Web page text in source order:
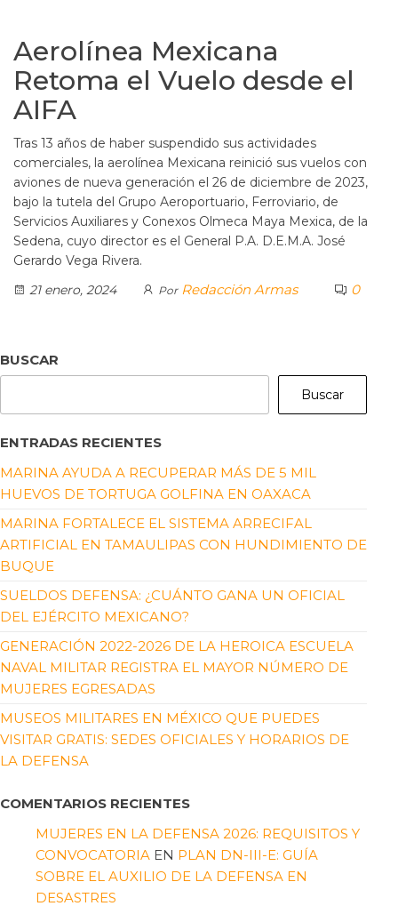
Aerolínea Mexicana
Retoma el Vuelo desde el
AIFA
Tras 13 años de haber suspendido sus actividades
comerciales, la aerolínea Mexicana reinició sus vuelos con
aviones de nueva generación el 26 de diciembre de 2023,
bajo la tutela del Grupo Aeroportuario, Ferroviario, de
Servicios Auxiliares y Conexos Olmeca Maya Mexica, de la
Sedena, cuyo director es el General P.A. D.E.M.A. José
Gerardo Vega Rivera.
21 enero, 2024
Por Redacción Armas 0
BUSCAR
Buscar
ENTRADAS RECIENTES
MARINA AYUDA A RECUPERAR MÁS DE 5 MIL
HUEVOS DE TORTUGA GOLFINA EN OAXACA
MARINA FORTALECE EL SISTEMA ARRECIFAL
ARTIFICIAL EN TAMAULIPAS CON HUNDIMIENTO DE
BUQUE
SUELDOS DEFENSA: ¿CUÁNTO GANA UN OFICIAL
DEL EJÉRCITO MEXICANO?
GENERACIÓN 2022-2026 DE LA HEROICA ESCUELA
NAVAL MILITAR REGISTRA EL MAYOR NÚMERO DE
MUJERES EGRESADAS
MUSEOS MILITARES EN MÉXICO QUE PUEDES
VISITAR GRATIS: SEDES OFICIALES Y HORARIOS DE
LA DEFENSA
COMENTARIOS RECIENTES
MUJERES EN LA DEFENSA 2026: REQUISITOS Y
CONVOCATORIA EN PLAN DN-III-E: GUÍA
SOBRE EL AUXILIO DE LA DEFENSA EN
DESASTRES